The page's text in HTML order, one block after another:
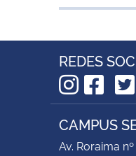
REDES
CAMPUS
Av. Roraima